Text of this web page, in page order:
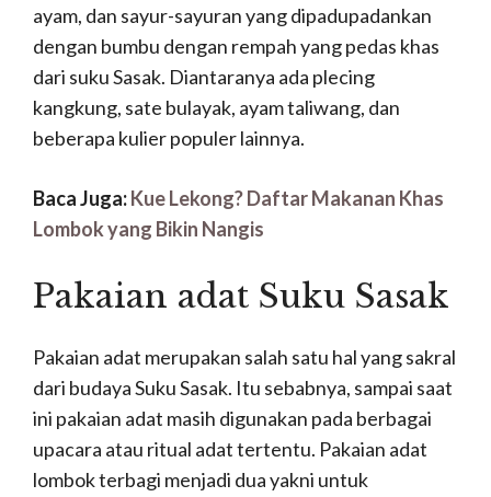
ayam, dan sayur-sayuran yang dipadupadankan
dengan bumbu dengan rempah yang pedas khas
dari suku Sasak. Diantaranya ada plecing
kangkung, sate bulayak, ayam taliwang, dan
beberapa kulier populer lainnya.
Baca Juga:Kue Lekong? Daftar Makanan Khas
Lombok yang Bikin Nangis
Pakaian adat Suku Sasak
Pakaian adat merupakan salah satu hal yang sakral
dari budaya Suku Sasak. Itu sebabnya, sampai saat
ini pakaian adat masih digunakan pada berbagai
upacara atau ritual adat tertentu. Pakaian adat
lombok terbagi menjadi dua yakni untuk